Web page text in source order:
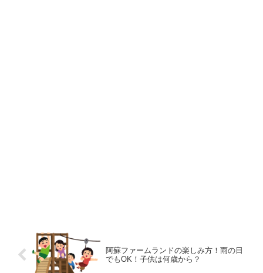
阿蘇ファームランドの楽しみ方！雨の日
でもOK！子供は何歳から？